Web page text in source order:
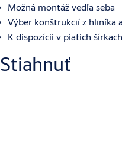
Možná montáž vedľa seba
Výber konštrukcií z hliníka
K dispozícii v piatich
Stiahnuť